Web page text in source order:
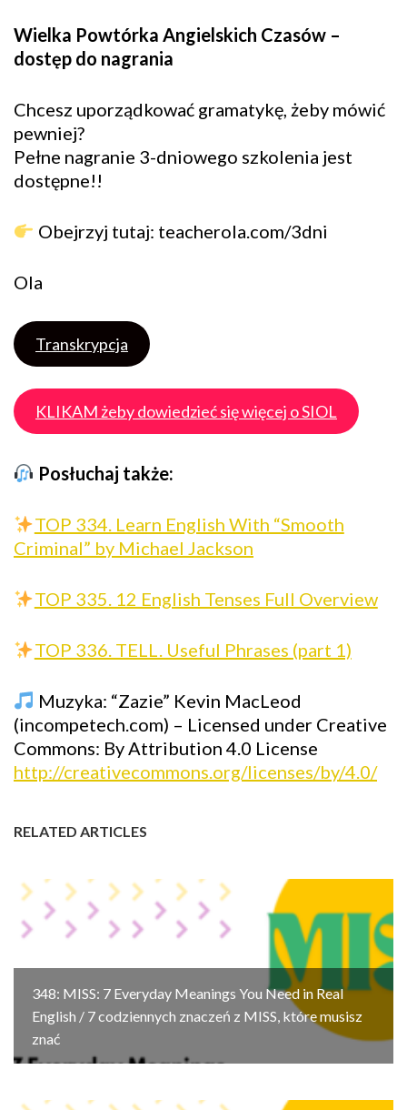
Wielka Powtórka Angielskich Czasów –
dostęp do nagrania
Chcesz uporządkować gramatykę, żeby mówić
pewniej?
Pełne nagranie 3-dniowego szkolenia jest
dostępne!!
Obejrzyj tutaj: teacherola.com/3dni
Ola
Transkrypcja
KLIKAM żeby dowiedzieć się więcej o SIOL
Posłuchaj także:
TOP 334. Learn English With “Smooth
Criminal” by Michael Jackson
TOP 335. 12 English Tenses Full Overview
TOP 336. TELL. Useful Phrases (part 1)
Muzyka: “Zazie” Kevin MacLeod
(incompetech.com) – Licensed under Creative
Commons: By Attribution 4.0 License
http://creativecommons.org/licenses/by/4.0/
RELATED ARTICLES
348: MISS: 7 Everyday Meanings You Need in Real
English / 7 codziennych znaczeń z MISS, które musisz
znać